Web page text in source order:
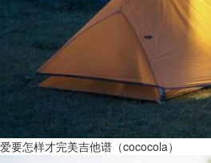
爱要怎样才完美吉他谱（cococola）